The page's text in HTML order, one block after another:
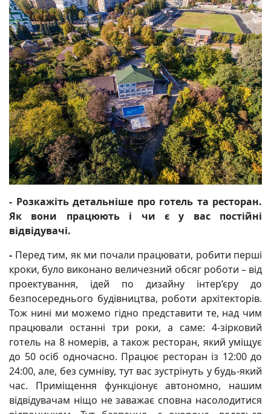
- Розкажіть детальніше про готель та ресторан.
Як вони працюють і чи є у вас постійні
відвідувачі.
- Перед тим, як ми почали працювати, робити перші
кроки, було виконано величезний обсяг роботи – від
проектування, ідей по дизайну інтер’єру до
безпосереднього будівництва, роботи архітекторів.
Тож нині ми можемо гідно представити те, над чим
працювали останні три роки, а саме: 4-зірковий
готель на 8 номерів, а також ресторан, який уміщує
до 50 осіб одночасно. Працює ресторан із 12:00 до
24:00, але, без сумніву, тут вас зустрінуть у будь-який
час. Приміщення функціонує автономно, нашим
відвідувачам ніщо не заважає сповна насолодитися